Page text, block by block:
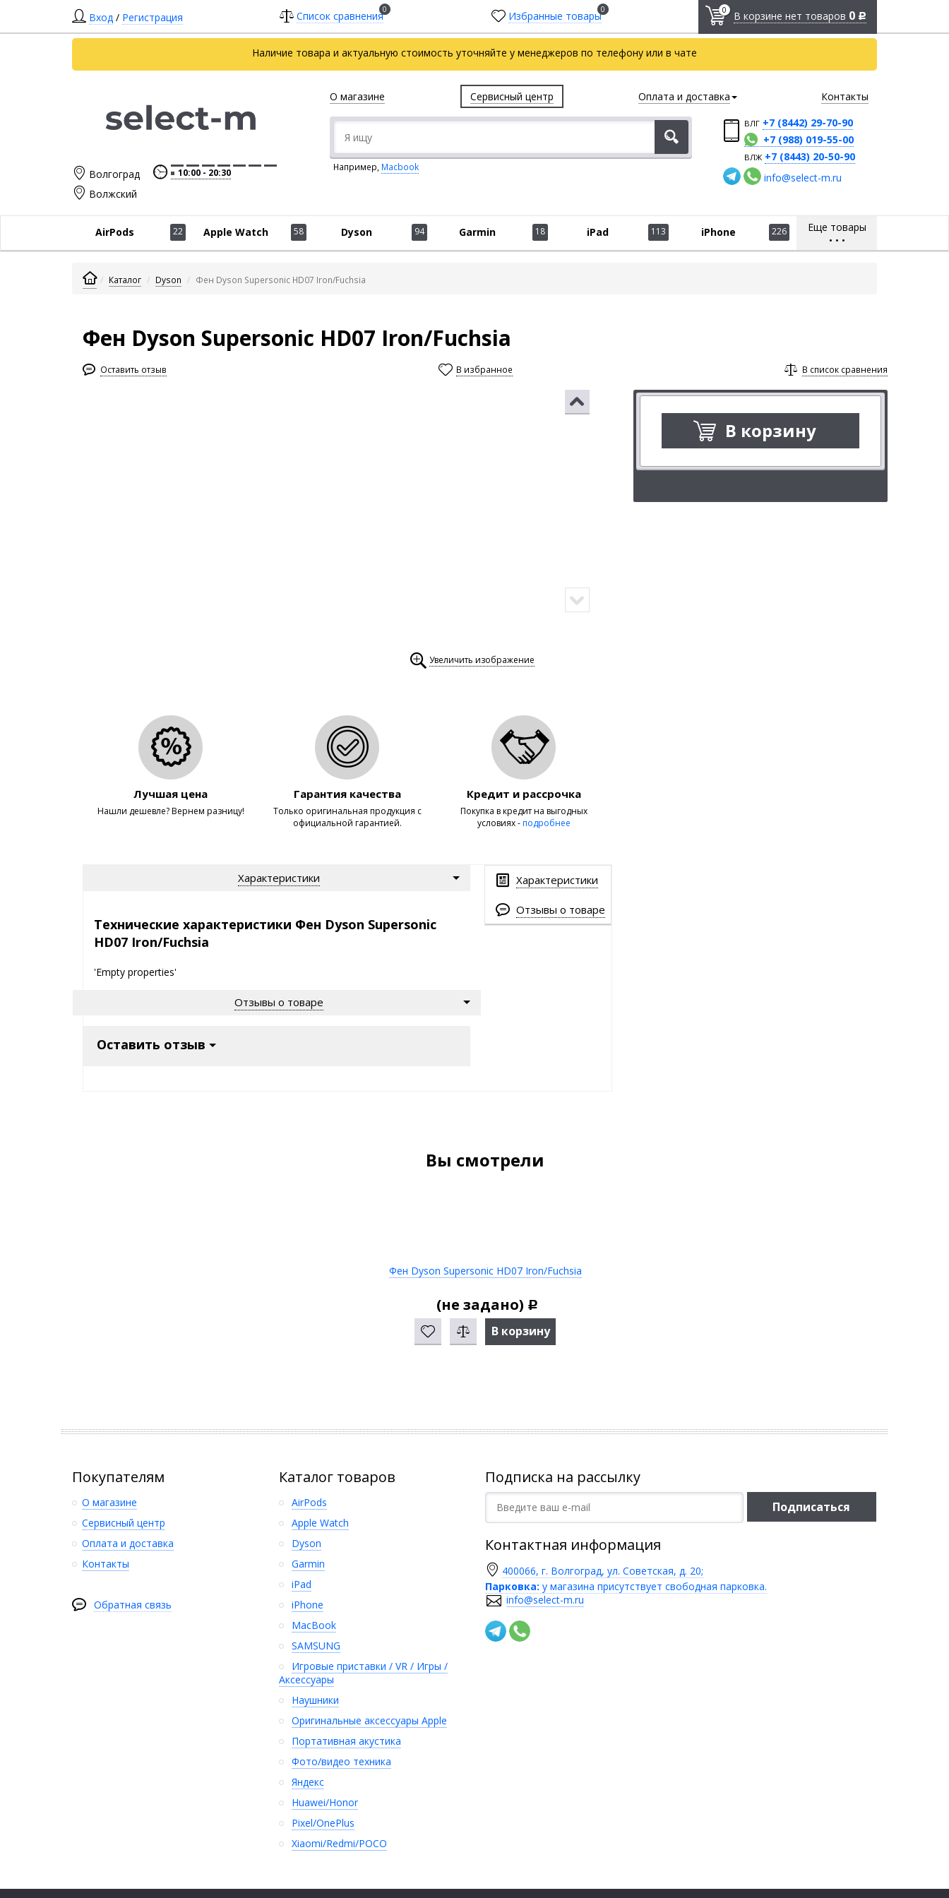
Вход / Регистрация Список сравнения0 Избранные товары0 0 В корзине нет товаров 0 Р
Наличие товара и актуальную стоимость уточняйте у менеджеров по телефону или в чате
О магазине Сервисный центр Оплата и доставка Контакты
Волгоград 10:00 20:30
Волжский
ВЛГ +7 (8442) 29-70-90
+7 (988) 019-55-00
ВЛЖ +7 (8443) 20-50-90
info@select-m.ru
Например, Macbook
Еще товары
• • •
22
AirPods 58
Apple Watch 94
Dyson 18
Garmin 113
iPad 226
iPhone
Каталог Dyson Фен Dyson Supersonic HD07 Iron/Fuchsia
Фен Dyson Supersonic HD07 Iron/Fuchsia
Оставить отзыв В избранное В список сравнения
Увеличить изображение
Лучшая цена
Нашли дешевле? Вернем разницу!
Гарантия качества
Только оригинальная продукция с
официальной гарантией.
Кредит и рассрочка
Покупка в кредит на выгодных
условиях -подробнее
Характеристики
Отзывы о товаре
Характеристики
Технические характеристики Фен Dyson Supersonic
HD07 Iron/Fuchsia
'Empty properties'
Отзывы о товаре
Оставить отзыв
В корзину
Вы смотрели
Фен Dyson Supersonic HD07 Iron/Fuchsia
(не задано) Р
В корзину
Покупателям
О магазине
Сервисный центр
Оплата и доставка
Контакты
Обратная связь
Каталог товаров
AirPods
Apple Watch
Dyson
Garmin
iPad
iPhone
MacBook
SAMSUNG
Игровые приставки / VR / Игры /
Аксессуары
Наушники
Оригинальные аксессуары Apple
Портативная акустика
Фото/видео техника
Яндекс
Huawei/Honor
Pixel/OnePlus
Xiaomi/Redmi/POCO
Подписка на рассылку
Подписаться
Контактная информация
400066, г. Волгоград, ул. Советская, д. 20;
Парковка: у магазина присутствует свободная парковка.
info@select-m.ru